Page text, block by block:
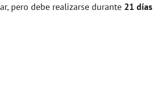
pero debe realizarse durante 21 días